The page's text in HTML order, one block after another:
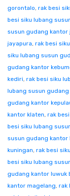
gorontalo, rak besi
besi siku lubang
susun gudang kantor
jayapura, rak besi
siku lubang susun
gudang kantor
kediri, rak besi siku
lubang susun
gudang kantor
kantor klaten, rak
besi siku lubang
susun gudang kantor
kuningan, rak besi
besi siku lubang
gudang kantor luwuk
kantor magelang, rak